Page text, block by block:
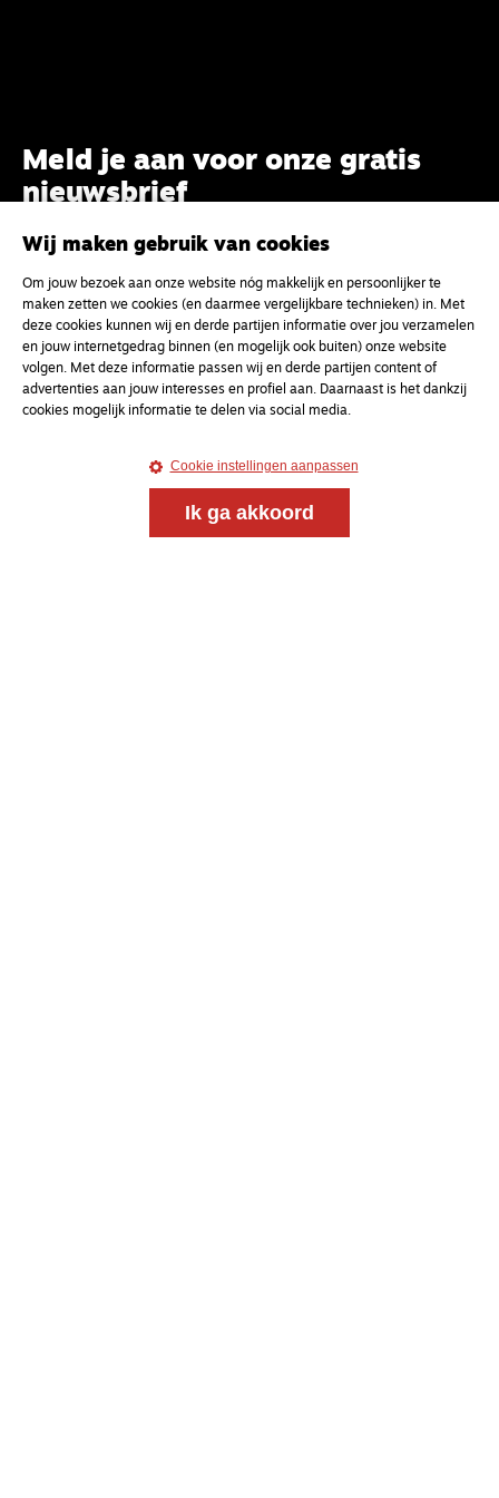
Meld je aan voor onze gratis
nieuwsbrief
uw e-mailadres
Wij maken gebruik van cookies
Om jouw bezoek aan onze website nóg makkelijk en persoonlijker te
maken zetten we cookies (en daarmee vergelijkbare technieken) in. Met
deze cookies kunnen wij en derde partijen informatie over jou verzamelen
en jouw internetgedrag binnen (en mogelijk ook buiten) onze website
volgen. Met deze informatie passen wij en derde partijen content of
advertenties aan jouw interesses en profiel aan. Daarnaast is het dankzij
cookies mogelijk informatie te delen via social media.
Cookie instellingen aanpassen
Ik ga akkoord